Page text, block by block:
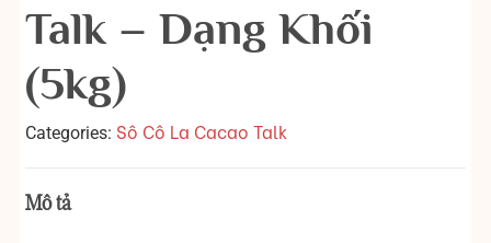
Talk – Dạng Khối
(5kg)
Categories: Sô Cô La Cacao Talk
Mô tả